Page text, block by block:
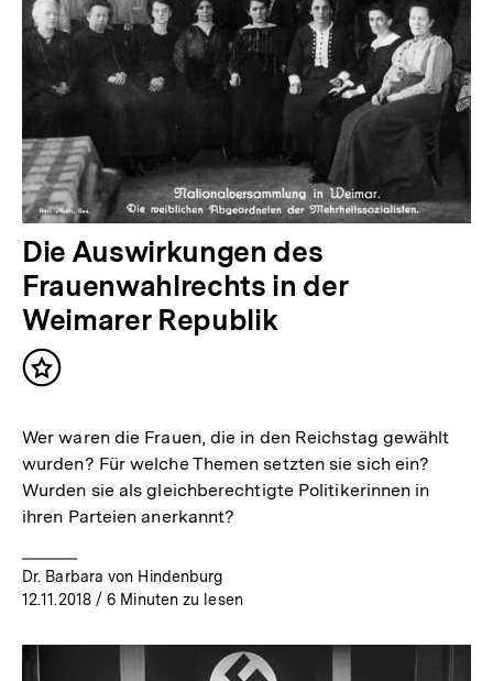
Die Auswirkungen des
Frauenwahlrechts in der
Weimarer Republik
Inhalt
Wer waren die Frauen, die in den Reichstag gewählt
wurden? Für welche Themen setzten sie sich ein?
Wurden sie als gleichberechtigte Politikerinnen in
ihren Parteien anerkannt?
Dr. Barbara von Hindenburg
12.11.2018/ 6 Minuten zu lesen